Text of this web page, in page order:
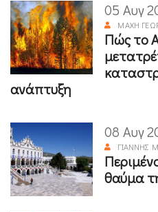
05 Αυγ
ΜΆΧΗ
Πώς το
ανάπτυξη
08 Αυγ
ΓΙΆΝΝΗΣ
θαύμα